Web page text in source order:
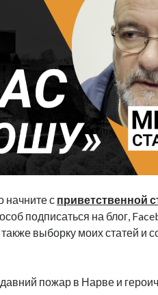
начните с приветственной
подписаться на блог,
выборку моих статей и
пожар в Нарве и